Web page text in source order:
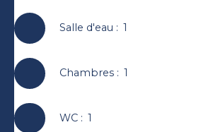
Salle d'eau : 1
Chambres: 1
WC: 1